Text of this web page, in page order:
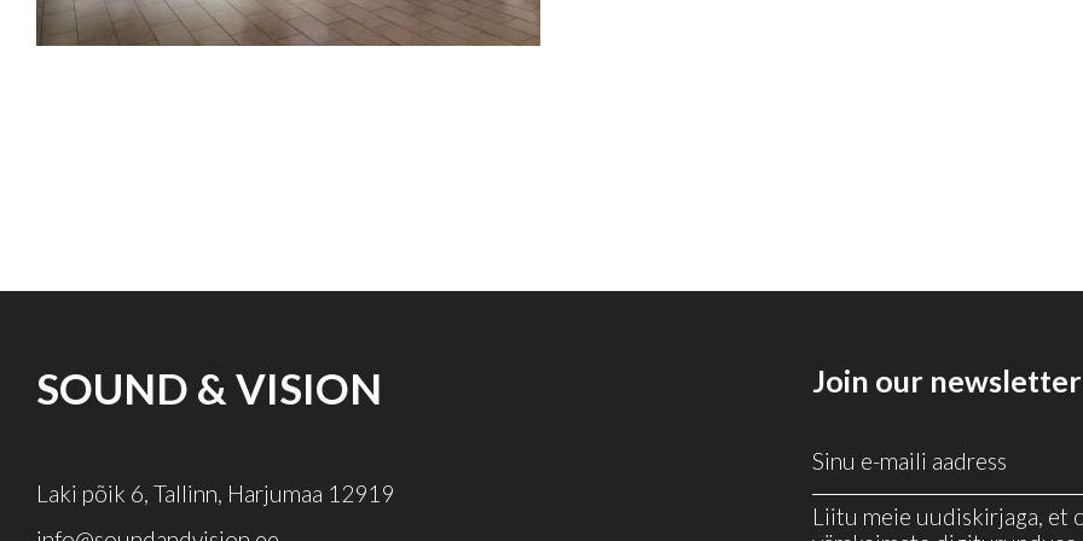
SOUND & VISION
Laki põik 6, Tallinn, Harjumaa 12919
Join our newsletter
Liitu meie uudiskirjaga, et